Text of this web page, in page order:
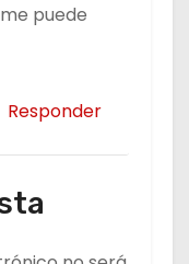
puede
Responder